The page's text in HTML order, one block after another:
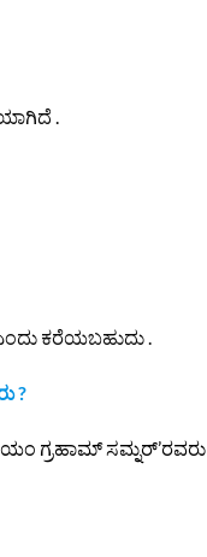
.
ಕರೆಯಬಹುದು .
?
ಗ್ರಹಾಮ್ ಸಮ್ನರ್’ರವರು .